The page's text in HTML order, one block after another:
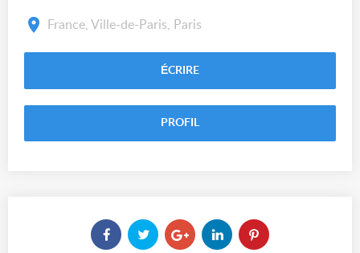
France, Ville-de-Paris, Paris
ÉCRIRE
PROFIL